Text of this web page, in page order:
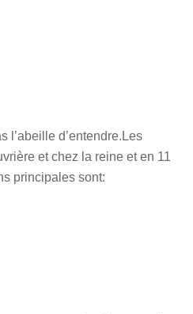
l’abeille d’entendre.Les
et chez la reine et en 11
principales sont: